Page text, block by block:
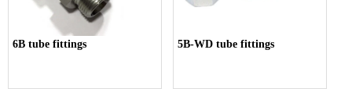
6B tube fittings 5B-WD tube fittings